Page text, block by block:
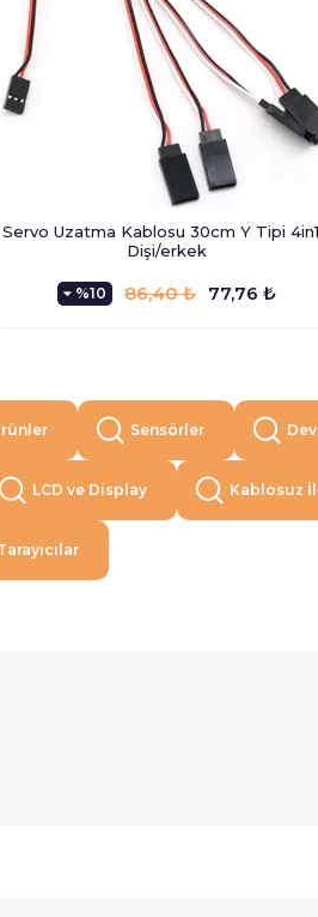
Servo Uzatma Kablosu 30cm Y Tipi
Dişi/erkek
%10 77,76 ₺
86,40 ₺
Sensörler
LCD ve Display Kablosuz